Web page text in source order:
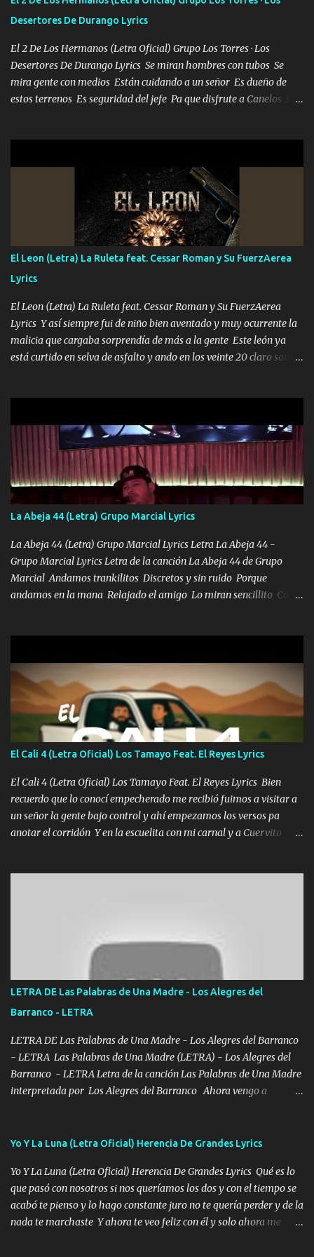
la invite a cenar Otras más me están pidiendo que las saque a
bailar Pero es que tengo un par de conciertos más que llenar Se
mueven solo por el interés P...
Desertores De Durango Lyrics
El 2 De Los Hermanos (Letra Oficial) Grupo Los Torres · Los
Desertores De Durango Lyrics Se miran hombres con tubos Se
mira gente con medios Están cuidando a un señor Es dueño de
estos terrenos Es seguridad del jefe Pa que disfrute a Canelos Es
ni tampoco las mujeres porque es platica de grandes por eso hay
que estar alegres doy las instrucciones para atender los deberes
Música Si es que salta algún problema de confianza tengo gente
ahí está el Hombre Cuarenta y también Pariente 7 arreglan
cualquier problema no más es cuestión que ordené NOS HACE
FALTA UN HERMANO DE CLAVE ERA EL 24 SIEMPRE FUE UN
HOMBRE VALIENTE POR ALGO M'URIÓ PELEAND0 SIEMPRE
VIO POR LA FAMILIA PARA QUE SIGA EL LEGADO Es el DOS de
los HERMANOS un cerebro inteligente y com...
El Leon (Letra) La Ruleta feat. Cessar Roman y Su FuerzAerea
Lyrics
El Leon (Letra) La Ruleta feat. Cessar Roman y Su FuerzAerea
Lyrics Y así siempre fui de niño bien aventado y muy ocurrente la
malicia que cargaba sorprendía de más a la gente Este león ya
está curtido en selva de asfalto y ando en los veinte 20 claro son
pa más pues hay charola les voy a dar hasta topar pues no hay de
otra Música Surcando bien mi camino voy por mi línea no veo a
los lados aquel que no corre vuela no se me duerm voy chicoteado
Ya pasé varias hazañas ya tienen rato que me agarran el colmillo
de este León los estatales no sé esperaron Al tiro esta la PrimiZa
también la nueve que cargo al lado doy la mano al que su amigo y
al traicionero damos pa abajo Y No me paran aquí hay pa más
pues hay charola les voy a dar hasta topar pues no hay de otra...
La Abeja 44 (Letra) Grupo Marcial Lyrics
La Abeja 44 (Letra) Grupo Marcial Lyrics Letra La Abeja 44 -
Grupo Marcial Lyrics Letra de la canción La Abeja 44 de Grupo
Marcial Andamos trankilitos Discretos y sin ruido Porque
andamos en la mana Relajado el amigo Lo miran sencillito Con
coronamos Se jala los marciales Y sus guitarras ya van sonando
Un gallardo me prendo Para agarrar el vuelo y la mente y
tranquilizando Tomense un buen trago Y así es como empezamos
los versos que voy cantando (Music) A vido alta y bajas La carreta
se atora Pero nunca le aflojamos Ya me han pasado cosas Y
aunque ustedes no sepan Pero la vida es muy corta Hay que
echarle chingazos Y seguir trabajando porque nada es...
El Cali 4 (Letra Oficial) Los Tamayo Feat. El Reyes Lyrics
El Cali 4 (Letra Oficial) Los Tamayo Feat. El Reyes Lyrics Bien
recuerdo que lo conocí empecherado me recibió fuimos a visitar a
un señor la gente bajo control y ahí empezamos los versos pa
anotar el corridón Y en la escuelita con mi carnal y a Cuervito
verde se le extraña pa que sepan Aquí Pura GENTE DE LA RANA 🐸
POR CLAVE ES EL CALI 4 EN LA CIUDAD TIJUANA Música Al
tirante andamos mi carnal atento a cualquier necesidad no porque
se ve limpio el camino nos confiamos al andar y nunca con la
misma piedra me vuelvo a tropezar Cuando ando de enamorado
en corto me tiró a per...
LETRA DE Las Palabras de Una Madre - Los Alegres del
Barranco - LETRA
LETRA DE Las Palabras de Una Madre - Los Alegres del Barranco
- LETRA Las Palabras de Una Madre (LETRA) - Los Alegres del
Barranco - LETRA Letra de la canción Las Palabras de Una Madre
interpretada por Los Alegres del Barranco Ahora vengo a
viento a su hijo y aunque ahora ya este con Dios el destino así lo
seguiré esperando hasta volvernos a vernos El recuerdo que yo
tengo de mi mente no se va, en mi corazón me llevo lo mismo que
tu papá, a veces me pongo triste porque no puedo mirarte, mas se
que tu me escuchas porque tu eres mi gran ángel, El desespero me
Yo Y La Luna (Letra Oficial) Herencia De Grandes Lyrics
Yo Y La Luna (Letra Oficial) Herencia De Grandes Lyrics Qué es lo
que pasó con nosotros si nos queríamos los dos y con el tiempo se
acabó te pienso y lo hago constante juro no te quería perder y de la
nada te marchaste Y ahora te veo feliz con él y solo ahora me